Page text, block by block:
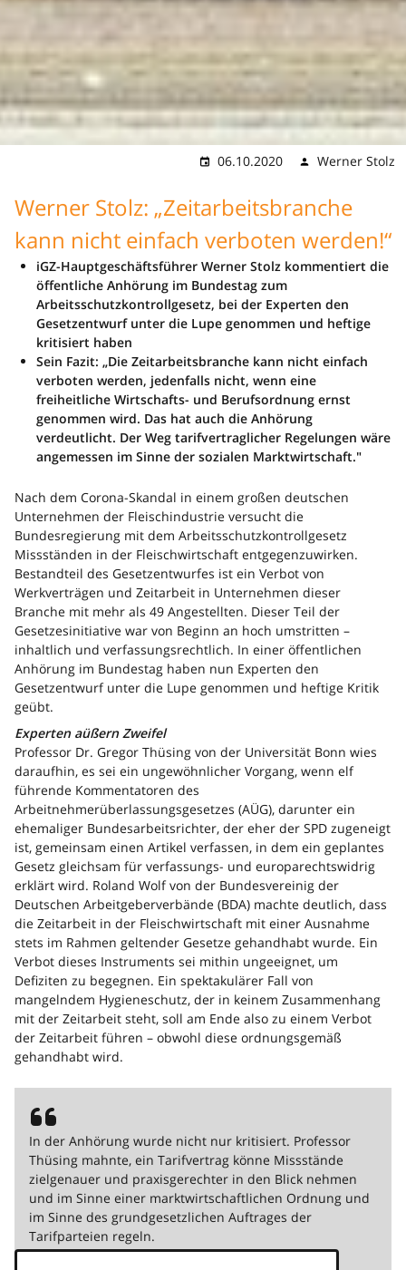
06.10.2020 Werner Stolz
Werner Stolz: „Zeitarbeitsbranche
kann nicht einfach verboten werden!“
iGZ-Hauptgeschäftsführer Werner Stolz kommentiert die
öffentliche Anhörung im Bundestag zum
Arbeitsschutzkontrollgesetz, bei der Experten den
Gesetzentwurf unter die Lupe genommen und heftige
kritisiert haben
Sein Fazit: „Die Zeitarbeitsbranche kann nicht einfach
verboten werden, jedenfalls nicht, wenn eine
freiheitliche Wirtschafts- und Berufsordnung ernst
genommen wird. Das hat auch die Anhörung
verdeutlicht. Der Weg tarifvertraglicher Regelungen wäre
angemessen im Sinne der sozialen Marktwirtschaft."
Nach dem Corona-Skandal in einem großen deutschen
Unternehmen der Fleischindustrie versucht die
Bundesregierung mit dem Arbeitsschutzkontrollgesetz
Missständen in der Fleischwirtschaft entgegenzuwirken.
Bestandteil des Gesetzentwurfes ist ein Verbot von
Werkverträgen und Zeitarbeit in Unternehmen dieser
Branche mit mehr als 49 Angestellten. Dieser Teil der
Gesetzesinitiative war von Beginn an hoch umstritten –
inhaltlich und verfassungsrechtlich. In einer öffentlichen
Anhörung im Bundestag haben nun Experten den
Gesetzentwurf unter die Lupe genommen und heftige Kritik
geübt.
Experten aüßern Zweifel
Professor Dr. Gregor Thüsing von der Universität Bonn wies
daraufhin, es sei ein ungewöhnlicher Vorgang, wenn elf
führende Kommentatoren des
Arbeitnehmerüberlassungsgesetzes (AÜG), darunter ein
ehemaliger Bundesarbeitsrichter, der eher der SPD zugeneigt
ist, gemeinsam einen Artikel verfassen, in dem ein geplantes
Gesetz gleichsam für verfassungs- und europarechtswidrig
erklärt wird. Roland Wolf von der Bundesvereinig der
Deutschen Arbeitgeberverbände (BDA) machte deutlich, dass
die Zeitarbeit in der Fleischwirtschaft mit einer Ausnahme
stets im Rahmen geltender Gesetze gehandhabt wurde. Ein
Verbot dieses Instruments sei mithin ungeeignet, um
Defiziten zu begegnen. Ein spektakulärer Fall von
mangelndem Hygieneschutz, der in keinem Zusammenhang
mit der Zeitarbeit steht, soll am Ende also zu einem Verbot
der Zeitarbeit führen – obwohl diese ordnungsgemäß
gehandhabt wird.
In der Anhörung wurde nicht nur kritisiert. Professor
Thüsing mahnte, ein Tarifvertrag könne Missstände
zielgenauer und praxisgerechter in den Blick nehmen
und im Sinne einer marktwirtschaftlichen Ordnung und
im Sinne des grundgesetzlichen Auftrages der
Tarifparteien regeln.